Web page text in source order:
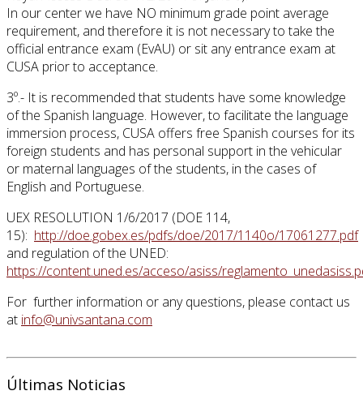
In our center we have NO minimum grade point average
requirement, and therefore it is not necessary to take the
official entrance exam (EvAU) or sit any entrance exam at
CUSA prior to acceptance.
3º.- It is recommended that students have some knowledge
of the Spanish language. However, to facilitate the language
immersion process, CUSA offers free Spanish courses for its
foreign students and has personal support in the vehicular
or maternal languages of the students, in the cases of
English and Portuguese.
UEX RESOLUTION 1/6/2017 (DOE 114,
15): http://doe.gobex.es/pdfs/doe/2017/1140o/17061277.pdf
and regulation of the UNED:
https://content.uned.es/acceso/asiss/
For further information or any questions, please contact us
at info@univsantana.com
Últimas Noticias